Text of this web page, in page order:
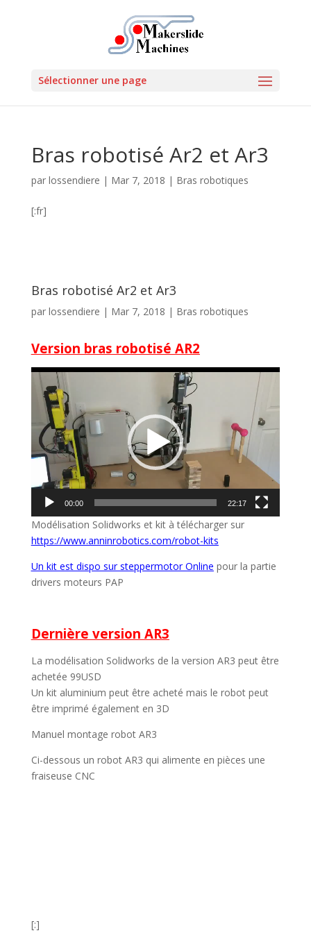
Sélectionner une page
Bras robotisé Ar2 et Ar3
par lossendiere | Mar 7, 2018 | Bras robotiques
[:fr]
Bras robotisé Ar2 et Ar3
par lossendiere | Mar 7, 2018 | Bras robotiques
Version bras robotisé AR2
Lecteur
vidéo
00:00 22:17
Modélisation Solidworks et kit à télécharger sur
https://www.anninrobotics.com/robot-kits
Un kit est dispo sur steppermotor Online pour la partie
drivers moteurs PAP
Dernière version AR3
La modélisation Solidworks de la version AR3 peut être
achetée 99USD
Un kit aluminium peut être acheté mais le robot peut
être imprimé également en 3D
Manuel montage robot AR3
Ci-dessous un robot AR3 qui alimente en pièces une
fraiseuse CNC
[:]